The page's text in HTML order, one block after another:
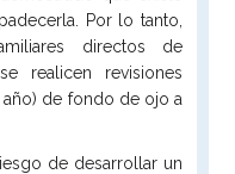
Por lo tanto,
directos de
realicen revisiones
de fondo de ojo a
de desarrollar un